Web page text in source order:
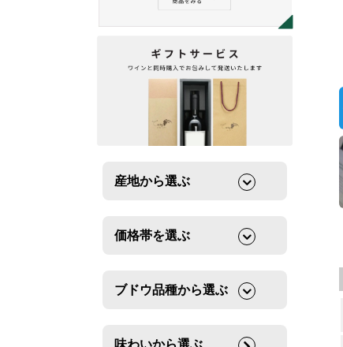
産地から選ぶ
価格帯を選ぶ
ブドウ品種から選ぶ